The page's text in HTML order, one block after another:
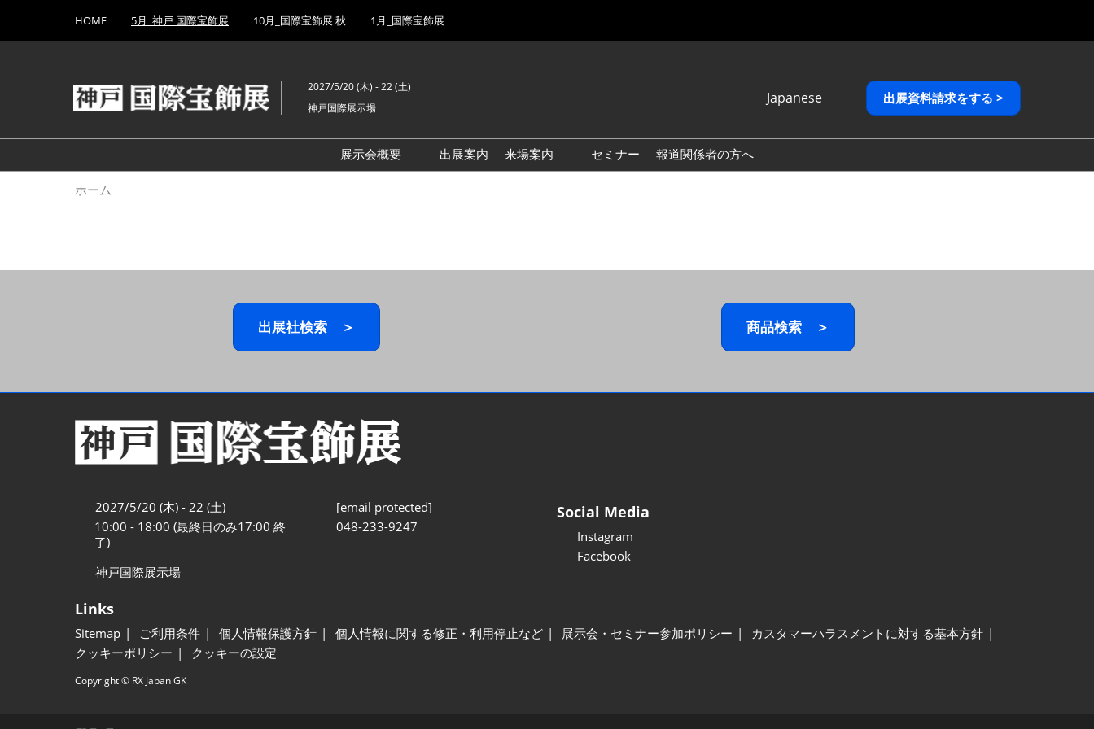
キ
し
て
to
HOME 5月_神戸 国際宝飾展 10月_国際宝飾展 秋 1月_国際宝飾展
2027/5/20 (木) - 22 (土)
神戸国際展示場
Japanese
English
繁體中文
出展資料請求をする >
展示会概要
出展案内
来場案内
セミナー 報道関係者の方へ
ホーム
出展社検索 ＞ 商品検索 ＞
2027/5/20 (木) - 22 (土)
10:00 - 18:00 (最終日のみ17:00 終
了)
神戸国際展示場
[email protected]
048-233-9247
Social Media
Instagram
Facebook
Links
Sitemap ご利用条件 個人情報保護方針 個人情報に関する修正・利用停止など 展示会・セミナー参加ポリシー
カスタマーハラスメントに対する基本方針
クッキーポリシー
クッキーの設定
Copyright © RX Japan GK